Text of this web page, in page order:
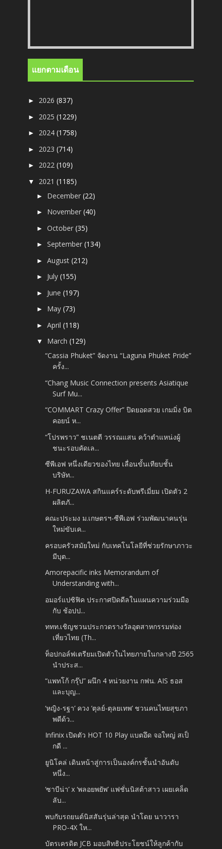
แยกตามเดือน
► 2026(837)
► 2025(1229)
► 2024(1758)
► 2023(714)
► 2022(109)
▼ 2021(1185)
► December(22)
► November(40)
►October(35)
►September(134)
►August(212)
► July(155)
► June(197)
► May(73)
►April(118)
▼ March(129)
“Cassia Phuket” จัดงาน “Laguna Phuket Pride”
ครั้ง...
“Chang Music Connection presents Asiatique
Surf Mu...
“COMMART Crazy Offer” ปิดยอดสวย เกมมิ่ง บิต
คอยน์ ห...
“โปรพราว” ชเนตตี วรรณแสน คว้าตำแหน่งผู้
ชนะรอบคัดเล...
ซีพีเอฟ หนึ่งเดียวของไทย เลื่อนขั้นเทียบชั้น
บริษัท...
H-FURUZAWA สกินแคร์ระดับพรีเมี่ยม เปิดตัว 2
ผลิตภั...
คณะประมง ม.เกษตรฯ-ซีพีเอฟ ร่วมพัฒนาคนรุ่น
ใหม่ขับเค...
ครอบครัวสมัยใหม่ กับเทคโนโลยีที่ช่วยรักษาภาวะ
มีบุต...
Amorepacific inks Memorandum of
Understanding with...
อมอร์แปซิฟิค ประกาศปิดดีลในแผนความร่วมมือ
กับ ช้อปป...
ททท.เชิญชวนประกวดรางวัลอุตสาหกรรมท่อง
เที่ยวไทย (Th...
ท็อปกอล์ฟเตรียมเปิดตัวในไทยภายในกลางปี 2565
นำประส...
“แพทโก้ กรุ๊ป” ผนึก 4 หน่วยงาน กฟน. AIS ธอส
และบุญ...
‘หญิง-รฐา’ ควง ‘ตุลย์-ตุลยเทพ’ ชวนคนไทยสุขภา
พดีด้ว...
Infinix เปิดตัว HOT 10 Play แบตอึด จอใหญ่ สเป็
กดี ...
ยูนิโคล่ เดินหน้าสู่การเป็นองค์กรชั้นนำอันดับ
หนึ่ง...
‘ซาบีน่า’ x ‘พลอยพยัพ’ แฟชั่นนิสต้าสาว เผยเคล็ด
ลับ...
พบกับรถยนต์นิสสันรุ่นล่าสุด นำโดย นาวารา
PRO-4X ให...
บัตรเครดิต JCB มอบสิทธิประโยชน์ให้ลูกค้ากับ